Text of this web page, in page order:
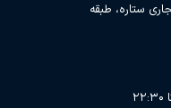
ستاره، طبقه